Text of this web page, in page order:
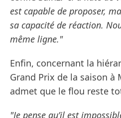
est capable de proposer,
sa capacité de réaction.
même ligne."
Enfin, concernant la
Grand Prix de la saison à
admet que le flou reste
"Je pense qu’il est